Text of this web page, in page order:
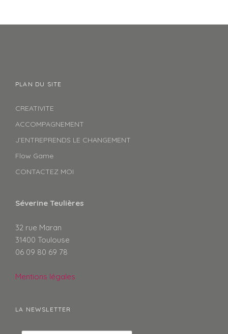
PLAN DU SITE
CREATIVITE
ACCOMPAGNEMENT
J’ENTREPRENDS LE CHANGEMENT
Flow Game
CONTACTEZ MOI
Séverine Teulières
32 rue Maran
31400 Toulouse
06 09 80 69 78
Mentions légales
LA NEWSLETTER